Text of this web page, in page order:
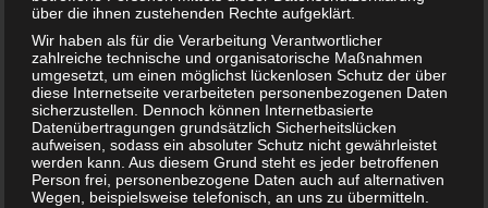
erhöht?
16. MÄRZ 2019
über die ihnen zustehenden Rechte aufgeklärt.
Wir haben als für die Verarbeitung Verantwortlicher
zahlreiche technische und organisatorische Maßnahmen
umgesetzt, um einen möglichst lückenlosen Schutz der über
diese Internetseite verarbeiteten personenbezogenen Daten
sicherzustellen. Dennoch können Internetbasierte
Datenübertragungen grundsätzlich Sicherheitslücken
aufweisen, sodass ein absoluter Schutz nicht gewährleistet
werden kann. Aus diesem Grund steht es jeder betroffenen
Person frei, personenbezogene Daten auch auf alternativen
Wegen, beispielsweise telefonisch, an uns zu übermitteln.